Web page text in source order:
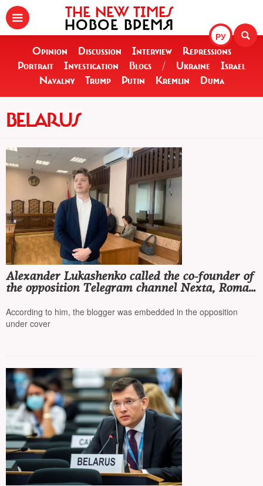
РУ
THE NEW TIMES
НОВОЕ ВРЕМЯ
Opinion Discussion Interview
Repressions
Portrait
Investigation Blogs / Ukraine
Israel
Navalny
Trump Putin Kremlin Duma
BELARUS
Alexander Lukashenko called the co-founder of
the opposition Telegram channel Nexta, Roman
intelligence
According to him, the blogger was embedded in the opposition
under cover